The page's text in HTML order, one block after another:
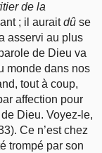
de la
; il auraitdû se
asservi au plus
de Dieu va
monde dans nos
tout à coup,
affection pour
Dieu. Voyez-le,
Ce n’est chez
trompé par son